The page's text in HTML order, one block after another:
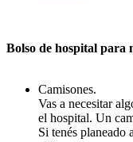
Bolso de hospital para
Camisones.
Vas a necesitar
el hospital. Un
Si tenés planeado